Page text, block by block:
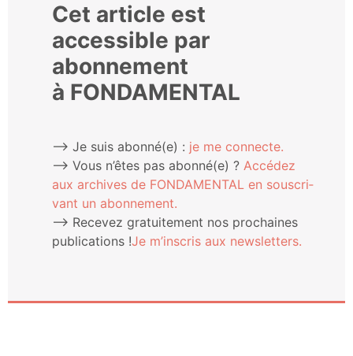
Cet article est
accessible par
abonnement
à FONDAMENTAL
⟶ Je suis abonné(e) : je me connecte.
⟶ Vous n’êtes pas abonné(e) ? Accé­dez
aux archives de FONDAMENTAL en sous­cri­
vant un abonnement.
⟶ Rece­vez gra­tui­te­ment nos pro­chaines
publi­ca­tions !Je m’ins­cris aux newsletters.